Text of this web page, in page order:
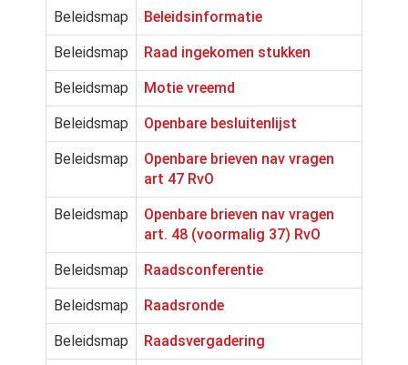
Beleidsmap Beleidsinformatie
Beleidsmap Raad ingekomen stukken
Beleidsmap Motie vreemd
Beleidsmap Openbare besluitenlijst
Beleidsmap
Openbare brieven nav vragen
art 47 RvO
Beleidsmap
Openbare brieven nav vragen
art. 48 (voormalig 37) RvO
Beleidsmap Raadsconferentie
Beleidsmap Raadsronde
Beleidsmap Raadsvergadering